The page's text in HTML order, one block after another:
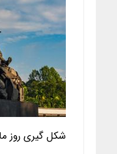
شکل گیری روز